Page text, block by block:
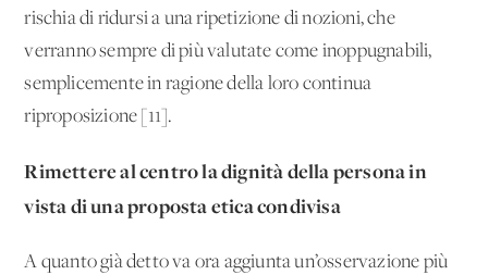
rischia di ridursi a una ripetizione di nozioni, che
verranno sempre di più valutate come inoppugnabili,
semplicemente in ragione della loro continua
riproposizione [11].
Rimettere al centro la dignità della persona in
vista di una proposta etica condivisa
A quanto già detto va ora aggiunta un’osservazione più